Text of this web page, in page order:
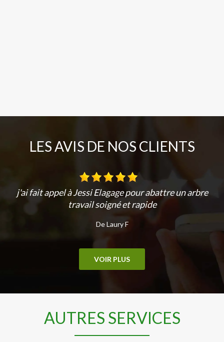
LES AVIS DE NOS CLIENTS
j'ai fait appel à Jessi Elagage pour abattre un arbre
travail soigné et rapide
De Laury F
VOIR PLUS
AUTRES SERVICES